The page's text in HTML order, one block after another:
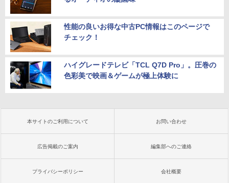
性能の良いお得な中古PC情報はこのページで
チェック！
ハイグレードテレビ「TCL Q7D Pro」。圧巻の
色彩美で映画＆ゲームが極上体験に
本サイトのご利用について お問い合わせ
広告掲載のご案内 編集部へのご連絡
プライバシーポリシー 会社概要